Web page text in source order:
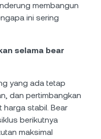
membangun
ini sering
selama bear
yang ada tetap
dan pertimbangkan
stabil. Bear
berikutnya
maksimal